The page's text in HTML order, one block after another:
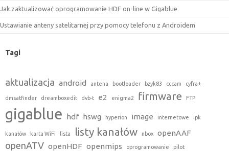
Jak zaktualizować oprogramowanie HDF on-line w Gigablue
Ustawianie anteny satelitarnej przy pomocy telefonu z Androidem
Tagi
aktualizacja android antena bootloader bzyk83 cccam cyfra+
dmsatfinder dreamboxedit dvb-t e2 enigma2 firmware FTP
gigablue hdf hswg hyperion image internetowe ipk
kanałów karta WiFi lista listy kanałów nbox openAAF
openATV openHDF openmips oprogramowanie pilot